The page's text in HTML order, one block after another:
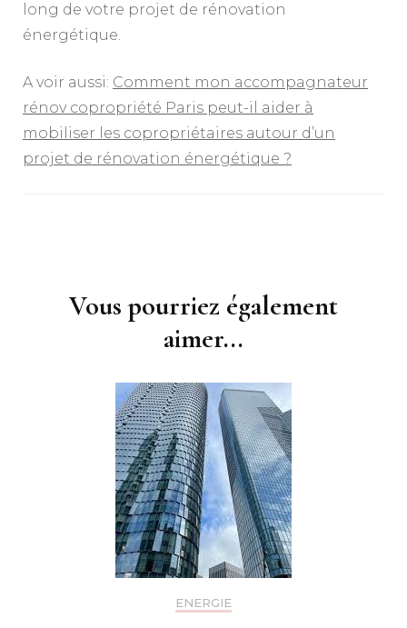
long de votre projet de rénovation
énergétique.
A voir aussi: Comment mon accompagnateur
rénov copropriété Paris peut-il aider à
mobiliser les copropriétaires autour d’un
projet de rénovation énergétique ?
Vous pourriez également
aimer...
ENERGIE